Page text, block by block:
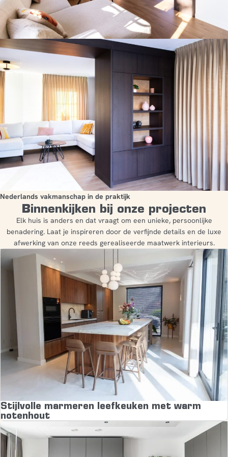
Nederlands vakmanschap in de praktijk
Binnenkijken bij onze projecten
Elk huis is anders en dat vraagt om een unieke, persoonlijke
benadering. Laat je inspireren door de verfijnde details en de luxe
afwerking van onze reeds gerealiseerde maatwerk interieurs.
Stijlvolle marmeren leefkeuken met warm
notenhout